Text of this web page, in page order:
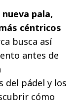
pala,
céntricos
busca así
antes de
del pádel y los
cómo